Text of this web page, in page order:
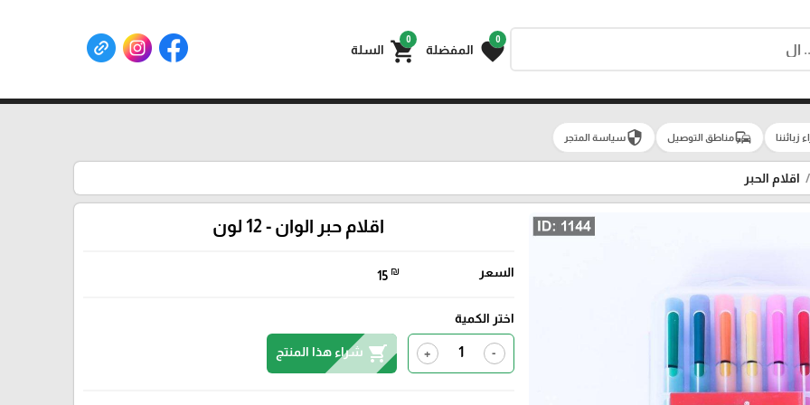
0
favorite المفضلة
0
shopping_cart السلة
زبائننا commuteمناطق التوصيل securityسياسة المتجر
اقلام الحبر
اقلام حبر الوان - 12 لون
السعر 15 ₪
اختر الكمية
-
+
shopping_cart شراء هذا المنتج